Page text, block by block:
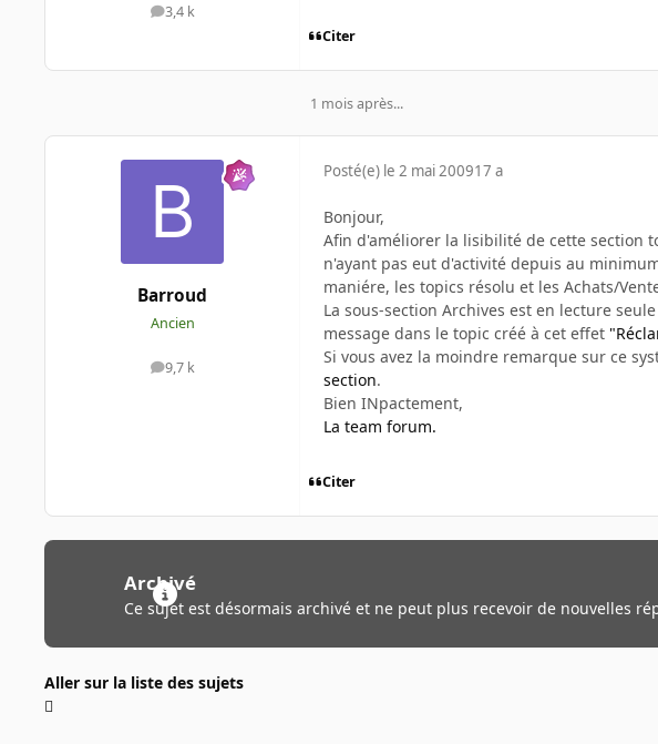
3,4 k
messages
Citer
1 mois après...
Barroud
Ancien
9,7 k
messages
Posté(e) le 2 mai 200917 a
Bonjour,
Afin d'améliorer la lisibilité de cette section
n'ayant pas eut d'activité depuis au
maniére, les topics résolu et les Achats/
La sous-section Archives est en lecture
message dans le topic créé à cet effet
Si vous avez la moindre remarque sur ce
section.
Bien INpactement,
La team forum.
Citer
Archivé
Ce sujet est désormais archivé et ne peut plus recevoir de nouvelles
Aller sur la liste des sujets